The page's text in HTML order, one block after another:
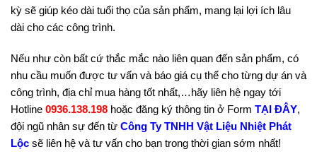
kỳ sẽ giúp kéo dài tuổi thọ của sản phẩm, mang lại lợi ích lâu
dài cho các công trình.
Nếu như còn bất cứ thắc mắc nào liên quan đến sản phẩm, có
nhu cầu muốn được tư vấn và báo giá cụ thể cho từng dự án và
công trình, địa chỉ mua hàng tốt nhất,…hãy liên hệ ngay tới
Hotline 0936.138.198 hoặc đăng ký thông tin ở Form TẠI ĐÂY,
đội ngũ nhân sự đến từ Công Ty TNHH Vật Liệu Nhiệt Phát
Lộc sẽ liên hệ và tư vấn cho bạn trong thời gian sớm nhất!